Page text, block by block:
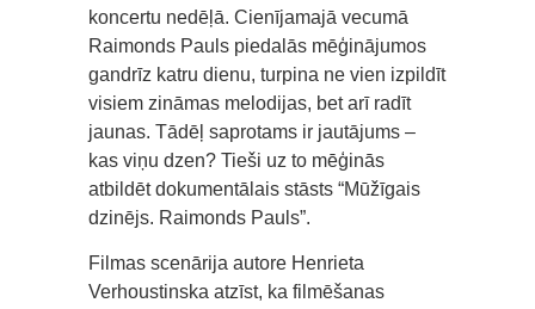
koncertu nedēļā. Cienījamajā vecumā
Raimonds Pauls piedalās mēģinājumos
gandrīz katru dienu, turpina ne vien izpildīt
visiem zināmas melodijas, bet arī radīt
jaunas. Tādēļ saprotams ir jautājums –
kas viņu dzen? Tieši uz to mēģinās
atbildēt dokumentālais stāsts “Mūžīgais
dzinējs. Raimonds Pauls”.
Filmas scenārija autore Henrieta
Verhoustinska atzīst, ka filmēšanas